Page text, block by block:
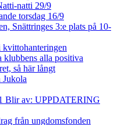
natti 29/9
torsdag 16/9
Snättringes 3:e plats på 10-
alla positiva
så här långt
Jukola
Blir av: UPPDATERING
från ungdomsfonden